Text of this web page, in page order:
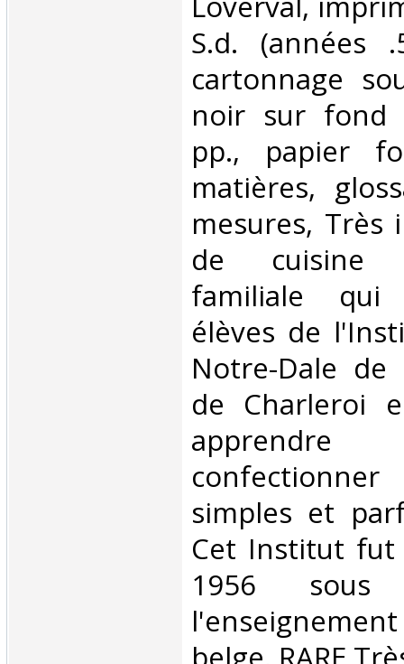
S.d. (années
cartonnage
noir sur fond
pp., papier
matières,
mesures,
de cuisine
familiale
élèves de
Notre-Dale de
de Charleroi
simples et
Cet Institut
1956